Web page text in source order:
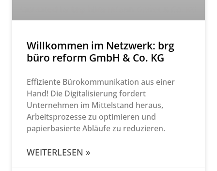
Willkommen im Netzwerk: brg
büro reform GmbH & Co. KG
Effiziente Bürokommunikation aus einer
Hand! Die Digitalisierung fordert
Unternehmen im Mittelstand heraus,
Arbeitsprozesse zu optimieren und
papierbasierte Abläufe zu reduzieren.
WEITERLESEN »